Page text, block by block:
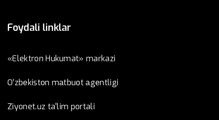
Foydali linklar
«Elektron Hukumat» markazi
O’zbеkistоn mаtbuоt аgеntligi
Ziyonet.uz ta'lim portali